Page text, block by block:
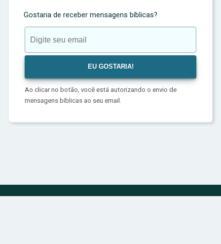
Gostaria de receber mensagens bíblicas?
Ao clicar no botão, você está autorizando o envio de
mensagens bíblicas ao seu email.